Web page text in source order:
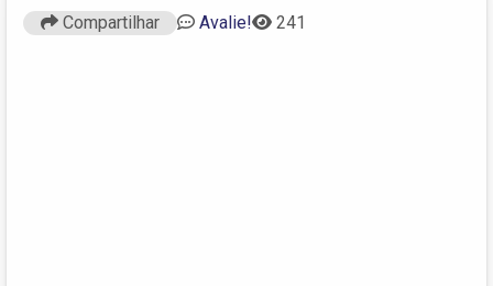
Compartilhar Avalie! 241